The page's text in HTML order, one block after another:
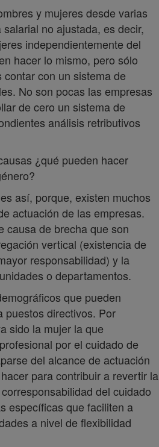
y mujeres desde varias
no ajustada, es decir,
independientemente del
hacer lo mismo, pero sólo
con un sistema de
No son pocas las empresas
de cero un sistema de
análisis retributivos
¿qué pueden hacer
así, porque, existen muchos
actuación de las empresas.
causa de brecha que son
vertical (existencia de
responsabilidad) y la
o departamentos.
que pueden
puestos directivos. Por
sido la mujer la que
por el cuidado de
del alcance de actuación
para contribuir a revertir la
del cuidado
específicas que faciliten a
a nivel de flexibilidad